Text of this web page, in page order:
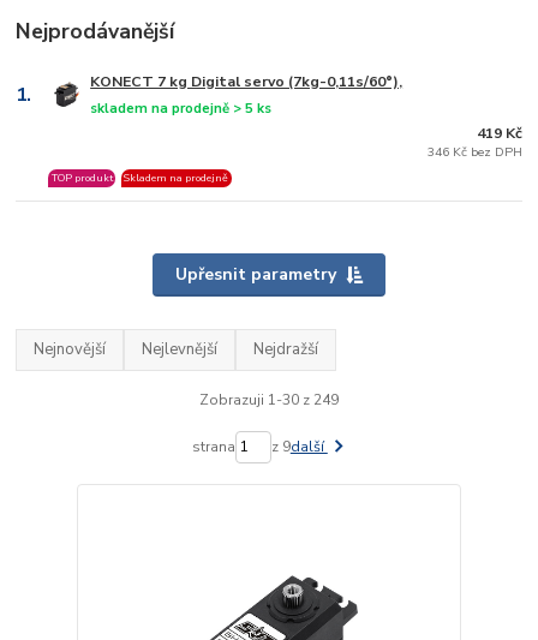
Nejprodávanější
1. KONECT 7 kg Digital servo (7kg-0,11s/60°),
skladem na prodejně > 5 ks
TOP produkt Skladem na prodejně
419 Kč
346 Kč bez DPH
Upřesnit parametry
Nejnovější Nejlevnější Nejdražší
Zobrazuji 1-30 z 249
strana z 9další